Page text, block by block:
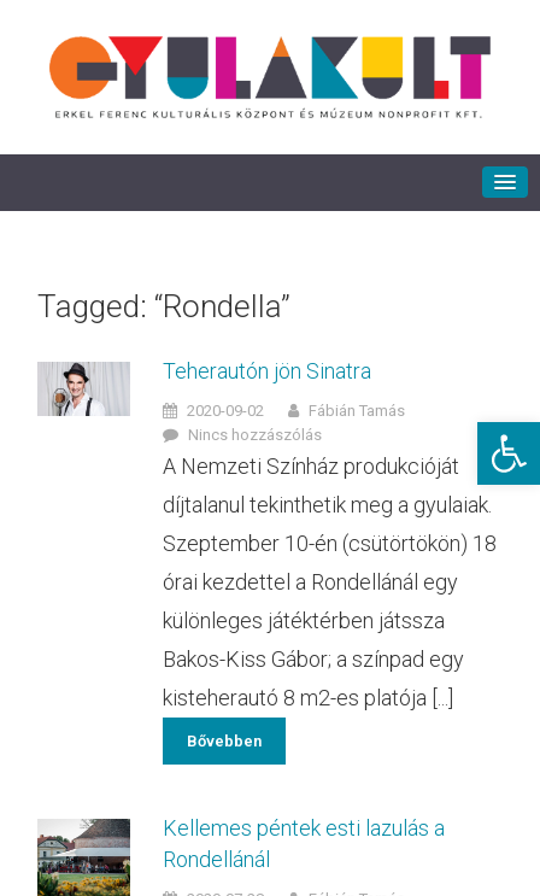
Tagged: “Rondella”
Teherautón jön Sinatra
2020-09-02
Fábián Tamás
Nincs hozzászólás
A Nemzeti Színház produkcióját
díjtalanul tekinthetik meg a gyulaiak.
Szeptember 10-én (csütörtökön) 18
órai kezdettel a Rondellánál egy
különleges játéktérben játssza
Bakos-Kiss Gábor; a színpad egy
kisteherautó 8 m2-es platója [...]
Bővebben
Kellemes péntek esti lazulás a
Rondellánál